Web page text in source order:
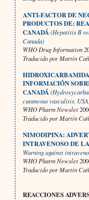
ANTI-FACTOR DE
PRODUCTOS DE:
CANADÁ(Hepatitis B
Canada)
WHO Drug Information
Traducido por Martín
INFORMACIÓN
CANADÁ
cutaneous vasculitis.
WHO Pharm Newslet
Traducido por Martín
NIMODIPINA:
INTRAVENOSO DE
Warning against
WHO Pharm Newslet
Traducido por Martín
REACCIONES